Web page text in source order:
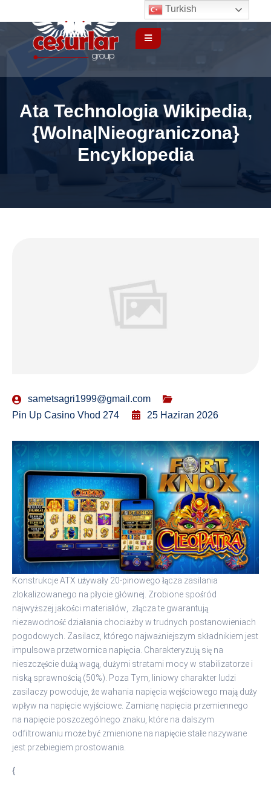
Ata Technologia Wikipedia,
{Wolna|Nieograniczona}
Encyklopedia
sametsagri1999@gmail.com
Pin Up Casino Vhod 274
25 Haziran 2026
Konstrukcje ATX używały 20-pinowego łącza zasilania
zlokalizowanego na płycie głównej. Zrobione spośród
najwyższej jakości materiałów, złącza te gwarantują
niezawodność działania chociażby w trudnych postanowieniach
pogodowych. Zasilacz, którego najważniejszym składnikiem jest
impulsowa przetwornica napięcia. Charakteryzują się na
nieszczęście dużą wagą, dużymi stratami mocy w stabilizatorze i
niską sprawnością (50%). Poza Tym, liniowy charakter ludzi
zasilaczy powoduje, że wahania napięcia wejściowego mają duży
wpływ na napięcie wyjściowe. Zamianę napięcia przemiennego
na napięcie poszczególnego znaku, które na dalszym
odfiltrowaniu może być zmienione na napięcie stałe nazywane
jest przebiegiem prostowania.
{
Turkish